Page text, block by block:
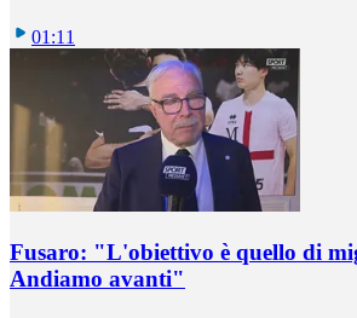
01:11
Fusaro: "L'obiettivo è quello di
Andiamo avanti"